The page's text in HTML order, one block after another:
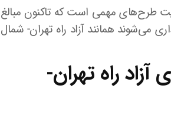
طرح‌های مهمی است که تاکنون مبالغ
می‌شوند همانند آزاد راه تهران- شمال
آزاد راه تهران-